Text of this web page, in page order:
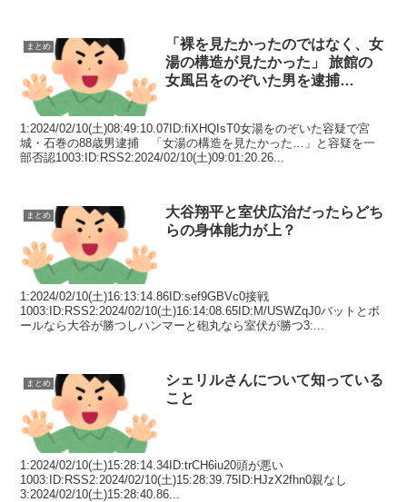
まとめ
「裸を見たかったのではなく、女
湯の構造が見たかった」 旅館の
女風呂をのぞいた男を逮捕…
1:2024/02/10(土)08:49:10.07ID:fiXHQIsT0女湯をのぞいた容疑で宮
城・石巻の88歳男逮捕 「女湯の構造を見たかった…」と容疑を一
部否認1003:ID:RSS2:2024/02/10(土)09:01:20.26...
まとめ
大谷翔平と室伏広治だったらどち
らの身体能力が上？
1:2024/02/10(土)16:13:14.86ID:sef9GBVc0接戦
1003:ID:RSS2:2024/02/10(土)16:14:08.65ID:M/USWZqJ0バットとボ
ールなら大谷が勝つしハンマーと砲丸なら室伏が勝つ3:...
まとめ
シェリルさんについて知っている
こと
1:2024/02/10(土)15:28:14.34ID:trCH6iu20頭が悪い
1003:ID:RSS2:2024/02/10(土)15:28:39.75ID:HJzX2fhn0親なし
3:2024/02/10(土)15:28:40.86...